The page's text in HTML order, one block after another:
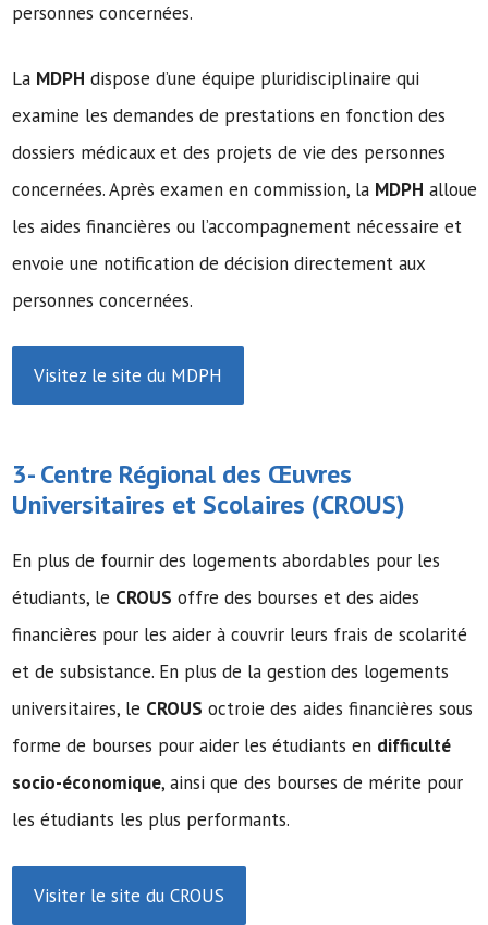
personnes concernées.
La MDPH dispose d’une équipe pluridisciplinaire qui
examine les demandes de prestations en fonction des
dossiers médicaux et des projets de vie des personnes
concernées. Après examen en commission, la MDPH alloue
les aides financières ou l’accompagnement nécessaire et
envoie une notification de décision directement aux
personnes concernées.
Visitez le site du MDPH
3- Centre Régional des Œuvres
Universitaires et Scolaires (CROUS)
En plus de fournir des logements abordables pour les
étudiants, le CROUS offre des bourses et des aides
financières pour les aider à couvrir leurs frais de scolarité
et de subsistance. En plus de la gestion des logements
universitaires, le CROUS octroie des aides financières sous
forme de bourses pour aider les étudiants en difficulté
socio-économique, ainsi que des bourses de mérite pour
les étudiants les plus performants.
Visiter le site du CROUS